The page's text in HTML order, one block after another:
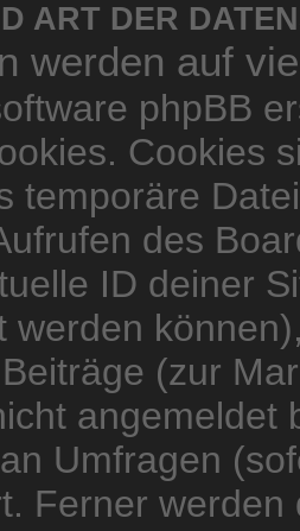
ART DER
werden auf
phpBB
Cookies
temporäre
des
ID deiner
werden
(zur
angemeldet
Umfragen
Ferner